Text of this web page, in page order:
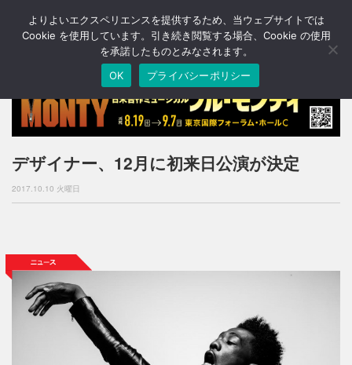
T
o
n
a
v
t
デザイナー、12月に初来日公演が決定
2017.10.10 火曜日
よりよいエクスペリエンスを提供するため、当ウェブサイトでは
Cookie を使用しています。引き続き閲覧する場合、Cookie の使用
を承諾したものとみなされます。
OK
プライバシーポリシー